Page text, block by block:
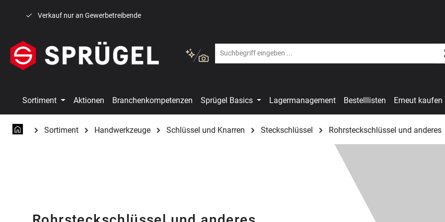
Verkauf nur an Gewerbetreibende
Sortiment Aktionen Branchenkompetenzen Sprügel Basics Lagermanagement Bestelllisten Erneut kaufen
Sortiment Handwerkzeuge Schlüssel und Knarren Steckschlüssel Rohrsteckschlüssel und anderes